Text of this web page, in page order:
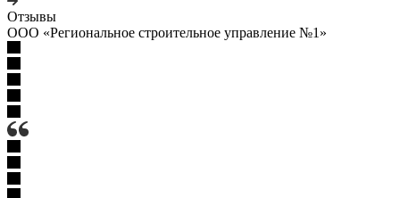
Отзывы
ООО «Региональное строительное управление №1»